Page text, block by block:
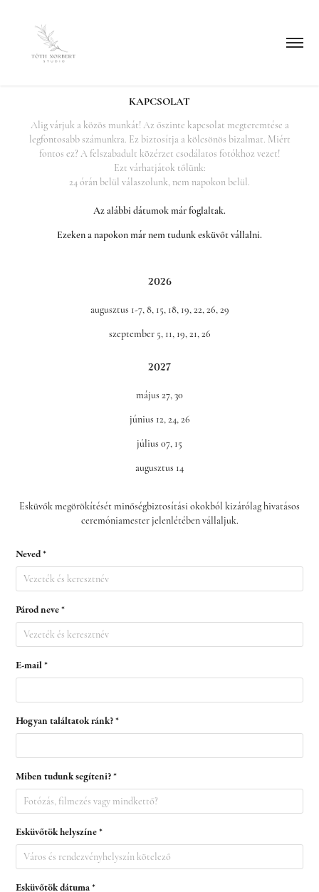
KAPCSOLAT
Alig várjuk a közös munkát! Az őszinte kapcsolat megteremtése a
legfontosabb számunkra. Ez biztosítja a kölcsönös bizalmat. Miért
fontos ez? A felszabadult közérzet csodálatos fotókhoz vezet!
Ezt várhatjátok tőlünk:
24 órán belül válaszolunk, nem napokon belül.​​​​​​​
Az alábbi dátumok már foglaltak.
Ezeken a napokon már nem tudunk esküvőt vállalni.
2026
augusztus 1-7, 8, 15, 18, 19, 22, 26, 29
szeptember 5, 11, 19, 21, 26
2027
május 27, 30
június 12, 24, 26
július 07, 15
augusztus 14
Esküvők megörökítését minőségbiztosítási okokból kizárólag hivatásos
ceremóniamesterjelenlétében vállaljuk.
Neved *
Párod neve *
E-mail *
Hogyan találtatok ránk? *
Miben tudunk segíteni? *
Esküvőtök helyszíne *
Esküvőtök dátuma *